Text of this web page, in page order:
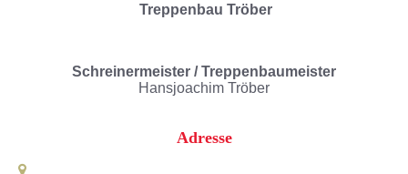
Treppenbau Tröber
Schreinermeister / Treppenbaumeister
Hansjoachim Tröber
Adresse